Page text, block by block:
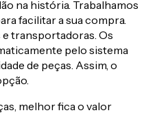
na história. Trabalhamos
facilitar a sua compra.
transportadoras. Os
pelo sistema
de peças. Assim, o
melhor fica o valor